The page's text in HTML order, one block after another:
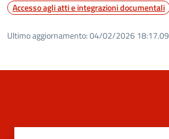
Accesso agli atti e integrazioni documentali
Ultimo aggiornamento:04/02/2026 18:17.09